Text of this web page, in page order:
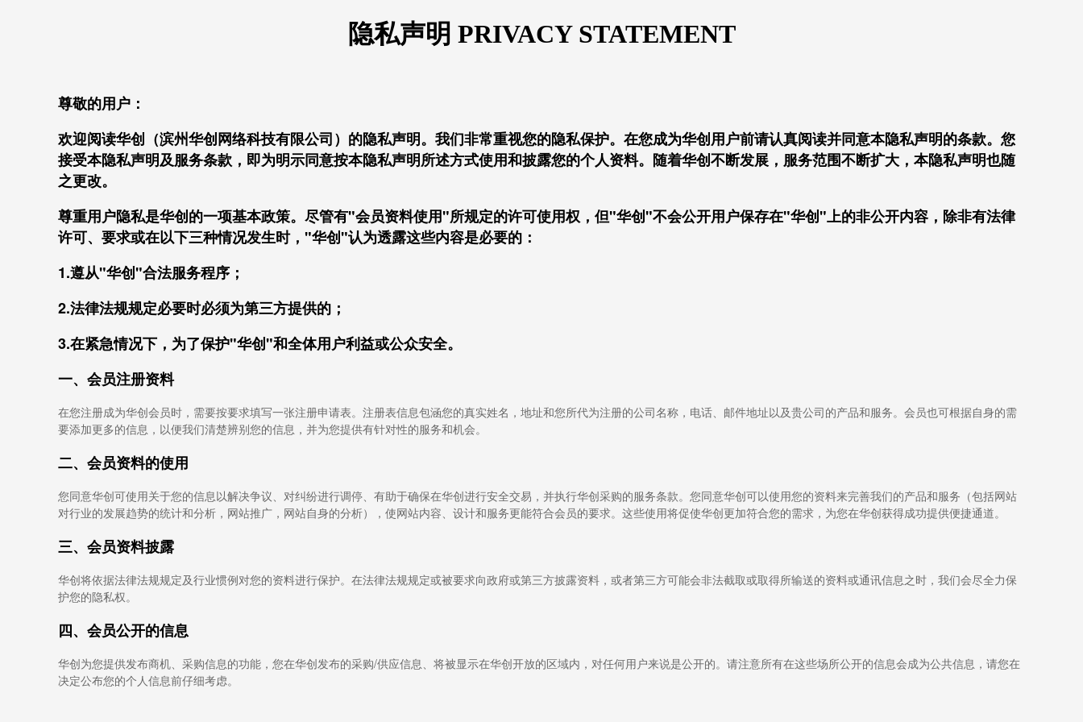
隐私声明 PRIVACY STATEMENT
尊敬的用户：
欢迎阅读华创（滨州华创网络科技有限公司）的隐私声明。我们非常重视您的隐私保护。在您成为华创用户前请认真阅读并同意本隐私声明的条款。您
接受本隐私声明及服务条款，即为明示同意按本隐私声明所述方式使用和披露您的个人资料。随着华创不断发展，服务范围不断扩大，本隐私声明也随
之更改。
尊重用户隐私是华创的一项基本政策。尽管有"会员资料使用"所规定的许可使用权，但"华创"不会公开用户保存在"华创"上的非公开内容，除非有法律
许可、要求或在以下三种情况发生时，"华创"认为透露这些内容是必要的：
1.遵从"华创"合法服务程序；
2.法律法规规定必要时必须为第三方提供的；
3.在紧急情况下，为了保护"华创"和全体用户利益或公众安全。
一、会员注册资料
在您注册成为华创会员时，需要按要求填写一张注册申请表。注册表信息包涵您的真实姓名，地址和您所代为注册的公司名称，电话、邮件地址以及贵公司的产品和服务。会员也可根据自身的需
要添加更多的信息，以便我们清楚辨别您的信息，并为您提供有针对性的服务和机会。
二、会员资料的使用
您同意华创可使用关于您的信息以解决争议、对纠纷进行调停、有助于确保在华创进行安全交易，并执行华创采购的服务条款。您同意华创可以使用您的资料来完善我们的产品和服务（包括网站
对行业的发展趋势的统计和分析，网站推广，网站自身的分析），使网站内容、设计和服务更能符合会员的要求。这些使用将促使华创更加符合您的需求，为您在华创获得成功提供便捷通道。
三、会员资料披露
华创将依据法律法规规定及行业惯例对您的资料进行保护。在法律法规规定或被要求向政府或第三方披露资料，或者第三方可能会非法截取或取得所输送的资料或通讯信息之时，我们会尽全力保
护您的隐私权。
四、会员公开的信息
华创为您提供发布商机、采购信息的功能，您在华创发布的采购/供应信息、将被显示在华创开放的区域内，对任何用户来说是公开的。请注意所有在这些场所公开的信息会成为公共信息，请您在
决定公布您的个人信息前仔细考虑。